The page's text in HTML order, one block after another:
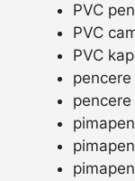
PVC
PVC
PVC